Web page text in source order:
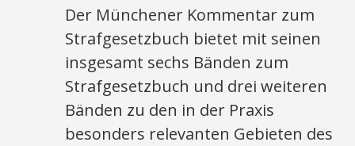
Der Münchener Kommentar zum
Strafgesetzbuch bietet mit seinen
insgesamt sechs Bänden zum
Strafgesetzbuch und drei weiteren
Bänden zu den in der Praxis
besonders relevanten Gebieten des